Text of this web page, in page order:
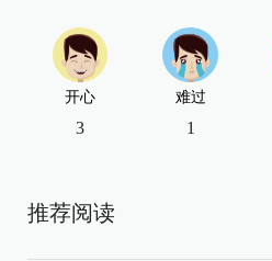
开心
3
难过
1
推荐阅读